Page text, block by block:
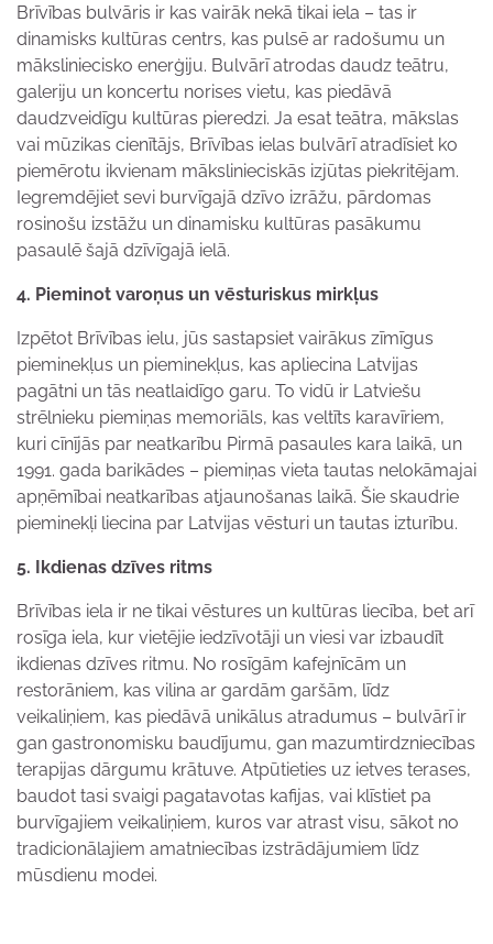
Brīvības bulvāris ir kas vairāk nekā tikai iela – tas ir
dinamisks kultūras centrs, kas pulsē ar radošumu un
māksliniecisko enerģiju. Bulvārī atrodas daudz teātru,
galeriju un koncertu norises vietu, kas piedāvā
daudzveidīgu kultūras pieredzi. Ja esat teātra, mākslas
vai mūzikas cienītājs, Brīvības ielas bulvārī atradīsiet ko
piemērotu ikvienam mākslinieciskās izjūtas piekritējam.
Iegremdējiet sevi burvīgajā dzīvo izrāžu, pārdomas
rosinošu izstāžu un dinamisku kultūras pasākumu
pasaulē šajā dzīvīgajā ielā.
4. Pieminot varoņus un vēsturiskus mirkļus
Izpētot Brīvības ielu, jūs sastapsiet vairākus zīmīgus
pieminekļus un pieminekļus, kas apliecina Latvijas
pagātni un tās neatlaidīgo garu. To vidū ir Latviešu
strēlnieku piemiņas memoriāls, kas veltīts karavīriem,
kuri cīnījās par neatkarību Pirmā pasaules kara laikā, un
1991. gada barikādes – piemiņas vieta tautas nelokāmajai
apņēmībai neatkarības atjaunošanas laikā. Šie skaudrie
pieminekļi liecina par Latvijas vēsturi un tautas izturību.
5. Ikdienas dzīves ritms
Brīvības iela ir ne tikai vēstures un kultūras liecība, bet arī
rosīga iela, kur vietējie iedzīvotāji un viesi var izbaudīt
ikdienas dzīves ritmu. No rosīgām kafejnīcām un
restorāniem, kas vilina ar gardām garšām, līdz
veikaliņiem, kas piedāvā unikālus atradumus – bulvārī ir
gan gastronomisku baudījumu, gan mazumtirdzniecības
terapijas dārgumu krātuve. Atpūtieties uz ietves terases,
baudot tasi svaigi pagatavotas kafijas, vai klīstiet pa
burvīgajiem veikaliņiem, kuros var atrast visu, sākot no
tradicionālajiem amatniecības izstrādājumiem līdz
mūsdienu modei.